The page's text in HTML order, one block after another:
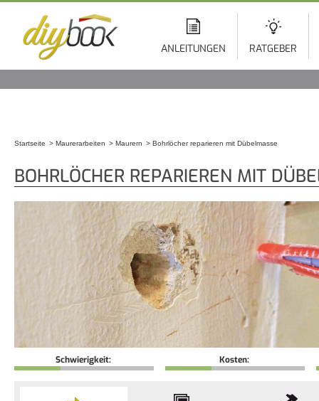
ANLEITUNGEN RATGEBER
Startseite Maurerarbeiten Maurern Bohrlöcher reparieren mit Dübelmasse
BOHRLÖCHER REPARIEREN MIT
Schwierigkeit: Kosten: